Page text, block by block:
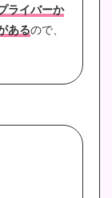
ライバーか
あるので、